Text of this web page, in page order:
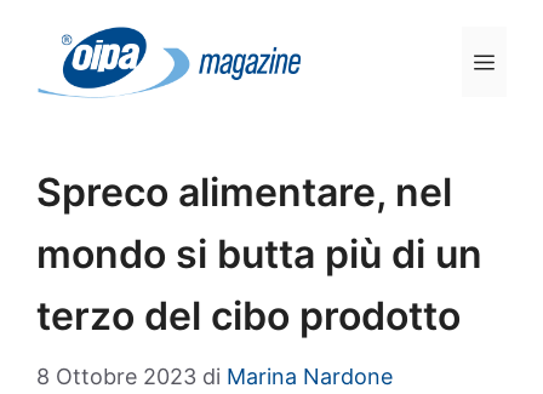
contenuto
Spreco alimentare, nel
mondo si butta più di un
terzo del cibo prodotto
8 Ottobre 2023 di Marina Nardone